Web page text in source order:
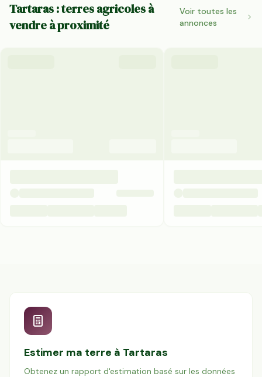
Tartaras : terres agricoles à
vendre à proximité
Voir toutes les
annonces
Estimer ma terre à Tartaras
Obtenez un rapport d'estimation basé sur les données